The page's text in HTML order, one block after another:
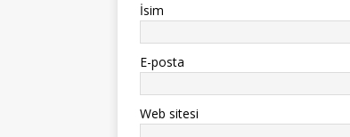
İsim
E-posta
Web sitesi